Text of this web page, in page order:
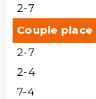
2-7
Couple place
2-7
2-4
7-4